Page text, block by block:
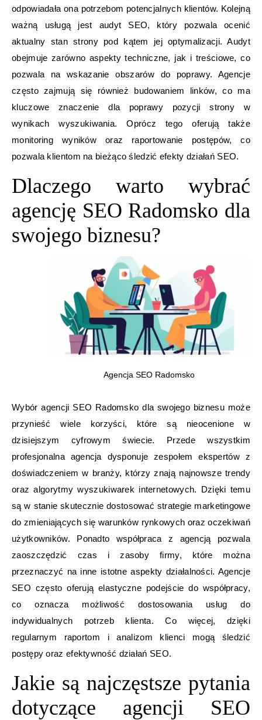
odpowiadała ona potrzebom potencjalnych klientów. Kolejną
ważną usługą jest audyt SEO, który pozwala ocenić
aktualny stan strony pod kątem jej optymalizacji. Audyt
obejmuje zarówno aspekty techniczne, jak i treściowe, co
pozwala na wskazanie obszarów do poprawy. Agencje
często zajmują się również budowaniem linków, co ma
kluczowe znaczenie dla poprawy pozycji strony w
wynikach wyszukiwania. Oprócz tego oferują także
monitoring wyników oraz raportowanie postępów, co
pozwala klientom na bieżąco śledzić efekty działań SEO.
Dlaczego warto wybrać
agencję SEO Radomsko dla
swojego biznesu?
Agencja SEO Radomsko
Wybór agencji SEO Radomsko dla swojego biznesu może
przynieść wiele korzyści, które są nieocenione w
dzisiejszym cyfrowym świecie. Przede wszystkim
profesjonalna agencja dysponuje zespołem ekspertów z
doświadczeniem w branży, którzy znają najnowsze trendy
oraz algorytmy wyszukiwarek internetowych. Dzięki temu
są w stanie skutecznie dostosować strategie marketingowe
do zmieniających się warunków rynkowych oraz oczekiwań
użytkowników. Ponadto współpraca z agencją pozwala
zaoszczędzić czas i zasoby firmy, które można
przeznaczyć na inne istotne aspekty działalności. Agencje
SEO często oferują elastyczne podejście do współpracy,
co oznacza możliwość dostosowania usług do
indywidualnych potrzeb klienta. Co więcej, dzięki
regularnym raportom i analizom klienci mogą śledzić
postępy oraz efektywność działań SEO.
Jakie są najczęstsze pytania
dotyczące agencji SEO